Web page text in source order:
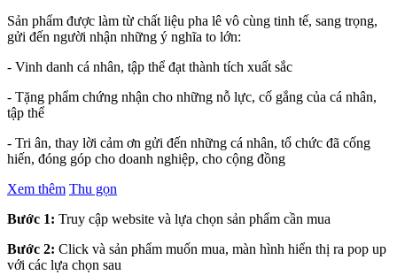
Sản phẩm được làm từ chất liệu pha lê vô cùng tinh tế, sang trọng,
gửi đến người nhận những ý nghĩa to lớn:
- Vinh danh cá nhân, tập thể đạt thành tích xuất sắc
- Tặng phẩm chứng nhận cho những nỗ lực, cố gắng của cá nhân,
tập thể
- Tri ân, thay lời cảm ơn gửi đến những cá nhân, tổ chức đã cống
hiến, đóng góp cho doanh nghiệp, cho cộng đồng
Xem thêm Thu gọn
Bước 1: Truy cập website và lựa chọn sản phẩm cần mua
Bước 2: Click và sản phẩm muốn mua, màn hình hiển thị ra pop up
với các lựa chọn sau